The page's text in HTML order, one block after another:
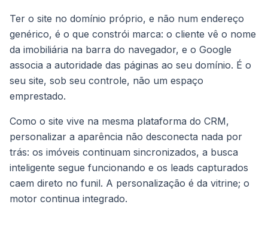
Ter o site no domínio próprio, e não num endereço
genérico, é o que constrói marca: o cliente vê o nome
da imobiliária na barra do navegador, e o Google
associa a autoridade das páginas ao seu domínio. É o
seu site, sob seu controle, não um espaço
emprestado.
Como o site vive na mesma plataforma do CRM,
personalizar a aparência não desconecta nada por
trás: os imóveis continuam sincronizados, a busca
inteligente segue funcionando e os leads capturados
caem direto no funil. A personalização é da vitrine; o
motor continua integrado.